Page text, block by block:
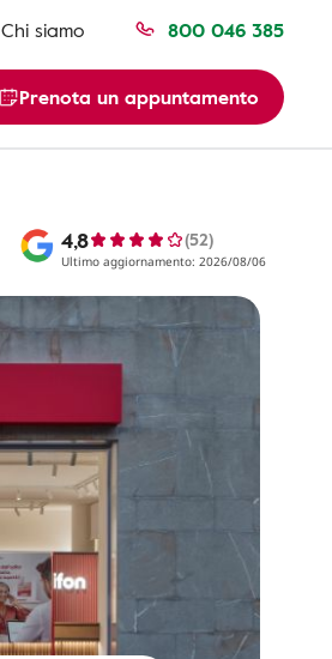
Chi siamo 800 046 385
Prenota un appuntamento
4,8 (52)
Ultimo aggiornamento: 2026/08/06